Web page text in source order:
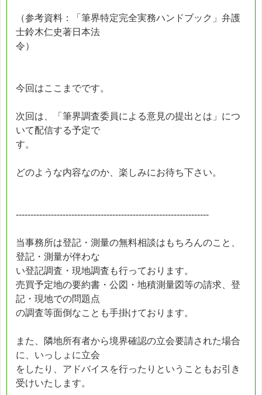
（参考資料：「筆界特定完全実務ハンドブック」弁護
士鈴木仁史著日本法
令）
今回はここまでです。
次回は、「筆界調査委員による意見の提出とは」につ
いて配信する予定で
す。
どのような内容なのか、楽しみにお待ち下さい。
------------------------------------------------------------------
当事務所は登記・測量の無料相談はもちろんのこと、
登記・測量が伴わな
い登記調査・現地調査も行っております。
売買予定地の要約書・公図・地積測量図等の請求、登
記・現地での問題点
の調査等面倒なことも手掛けております。
また、隣地所有者から境界確認の立会要請された場合
に、いっしょに立会
をしたり、アドバイスを行ったりということもお引き
受けいたします。